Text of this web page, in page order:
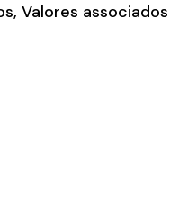
Valores associados